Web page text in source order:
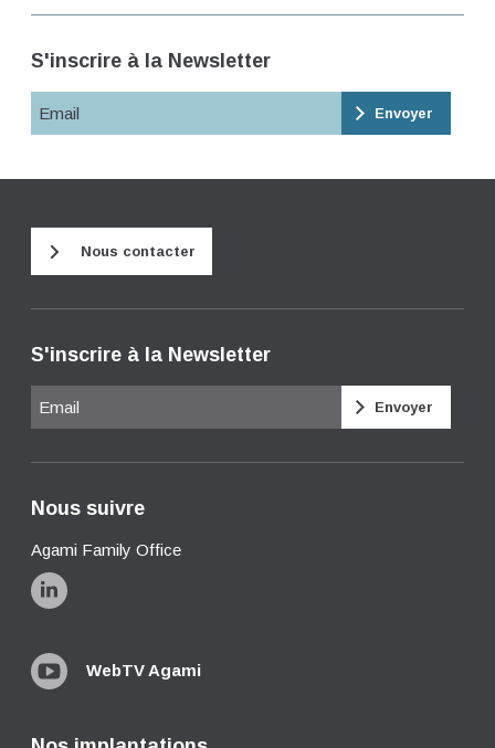
S'inscrire à la Newsletter
Nous contacter
S'inscrire à la Newsletter
Nous suivre
Agami Family Office
WebTV Agami